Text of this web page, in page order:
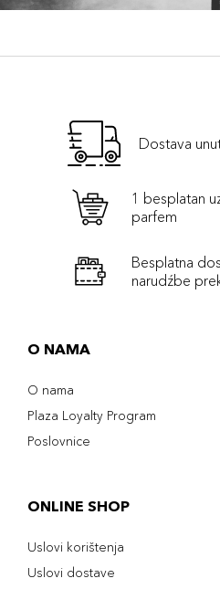
Dostava
1 besplatan
parfem
Besplatna
narudźbe
O NAMA
O nama
Plaza Loyalty Program
Poslovnice
ONLINE SHOP
Uslovi korištenja
Uslovi dostave